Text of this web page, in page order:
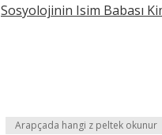
Sosyolojinin Isim Babası
Arapçada hangi z peltek okunur